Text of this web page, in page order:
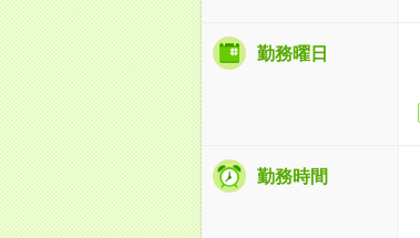
勤務曜日
勤務時間